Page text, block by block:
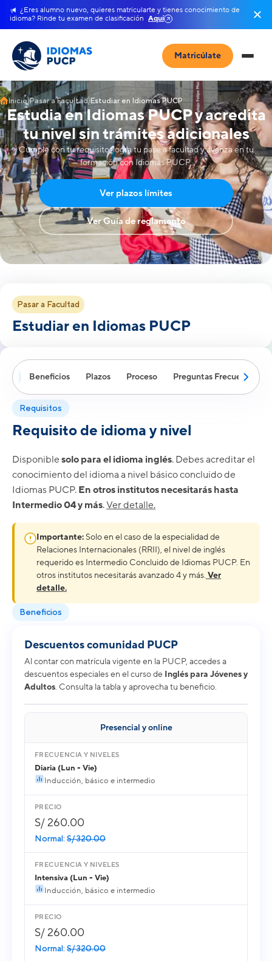
¿Eres alumno nuevo, quieres matricularte y tienes conocimiento de
idioma? Rinde tu examen de clasificación Aquí
Matricúlate
Inicio Pasar a Facultad Estudiar en Idiomas PUCP
Estudia en Idiomas PUCP y acredita
tu nivel sin trámites adicionales
Cumple con tu requisito, logra tu pase a facultad y avanza en tu
formación con Idiomas PUCP.
Ver plazos límites
Ver Guía de reglamento
Pasar a Facultad
Estudiar en Idiomas PUCP
Beneficios Plazos Proceso Preguntas Frecuentes
Requisitos
Requisito de idioma y nivel
Disponiblesolo para el idioma inglés. Debes acreditar el
conocimiento del idioma a nivel básico concluido de
Idiomas PUCP. En otros institutos necesitarás hasta
Intermedio 04 y más.Ver detalle.
Importante:Solo en el caso de la especialidad de
Relaciones Internacionales (RRII), el nivel de inglés
requerido es Intermedio Concluido de Idiomas PUCP. En
otros institutos necesitarás avanzado 4 y más. Ver
detalle.
Beneficios
Descuentos comunidad PUCP
Al contar con matrícula vigente en la PUCP, accedes a
descuentos especiales en el curso de Inglés para Jóvenes y
Adultos. Consulta la tabla y aprovecha tu beneficio.
Presencial y online
Diaria (Lun - Vie)
Inducción, básico e intermedio
S/ 260.00
Normal: S/ 320.00
Intensiva (Lun - Vie)
Inducción, básico e intermedio
S/ 260.00
Normal: S/ 320.00